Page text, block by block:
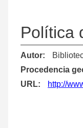
Política
Autor
Procedencia
URL
http://